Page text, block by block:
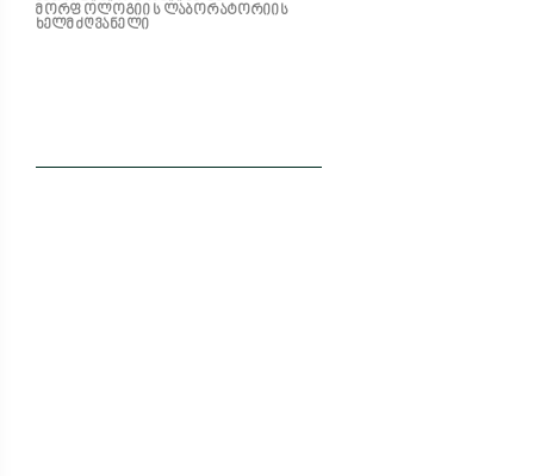
მორფოლოგიის ლაბორატორიის
ხელმძღვანელი